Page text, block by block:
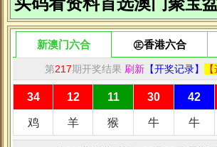
美白护肤最有效的15个方法
时间：2019-10-20 13:22 | 栏目：育儿| 点击：4次
脸上有雀斑，虽不是什么大问题，但对于
是美貌的致命伤，若是夏日不注意防晒，斑点
绍去雀斑最有效的方法，长期坚持，还你光滑
点的美女！